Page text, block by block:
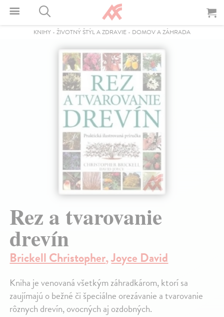
KNIHY - ŽIVOTNÝ ŠTÝL A ZDRAVIE - DOMOV A ZÁHRADA
Rez a tvarovanie
drevín
Brickell Christopher,Joyce David
Kniha je venovaná všetkým záhradkárom, ktorí sa
zaujímajú o bežné či špeciálne orezávanie a tvarovanie
rôznych drevín, ovocných aj ozdobných.